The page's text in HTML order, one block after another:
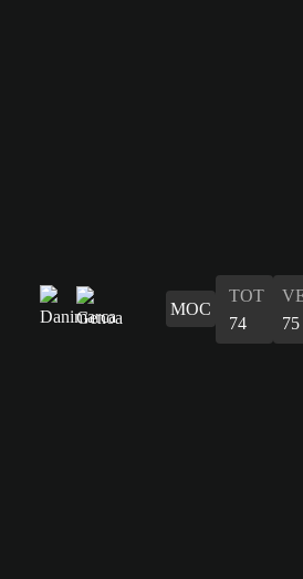
MOC
TOT
74
75